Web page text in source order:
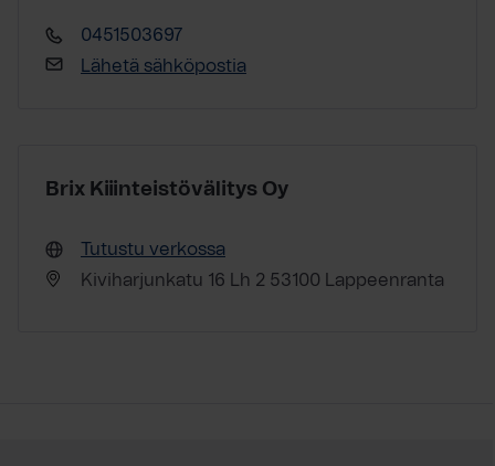
0451503697
Lähetä sähköpostia
Brix Kiiinteistövälitys Oy
Tutustu verkossa
Kiviharjunkatu 16 Lh 2 53100 Lappeenranta